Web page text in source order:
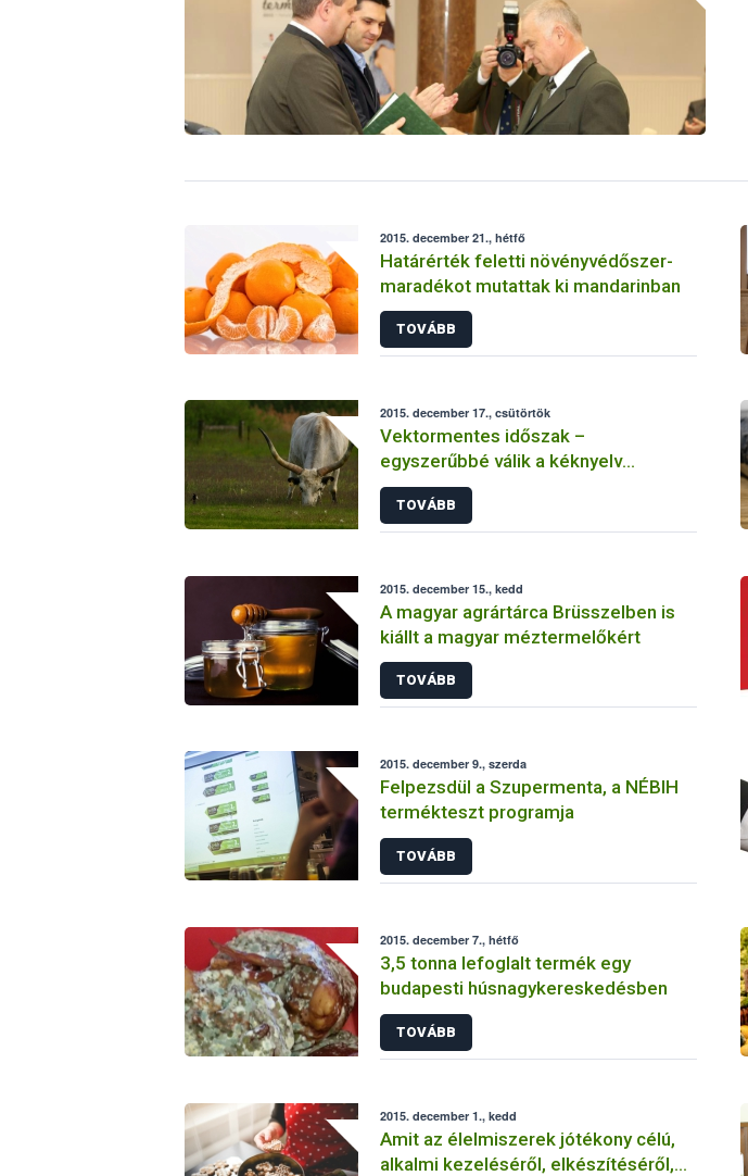
2015. december 21., hétfő
Határérték feletti növényvédőszer-
maradékot mutattak ki mandarinban
TOVÁBB
2015. december 17., csütörtök
Vektormentes időszak –
egyszerűbbé válik a kéknyelv
betegségre fogékony állatok
kiszállítása
TOVÁBB
2015. december 15., kedd
A magyar agrártárca Brüsszelben is
kiállt a magyar méztermelőkért
TOVÁBB
2015. december 9., szerda
Felpezsdül a Szupermenta, a NÉBIH
termékteszt programja
TOVÁBB
2015. december 7., hétfő
3,5 tonna lefoglalt termék egy
budapesti húsnagykereskedésben
TOVÁBB
2015. december 1., kedd
Amit az élelmiszerek jótékony célú,
alkalmi kezeléséről, elkészítéséről,